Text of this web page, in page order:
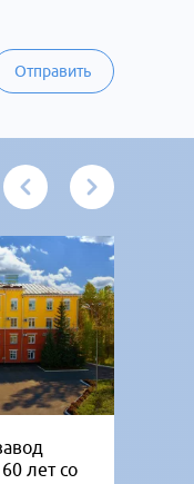
Отправить
лет со